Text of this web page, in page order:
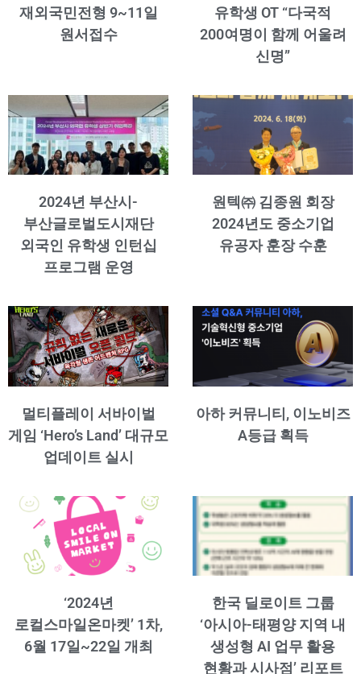
재외국민전형 9~11일
원서접수
유학생 OT “다국적
200여명이 함께 어울려
신명”
2024년 부산시-
부산글로벌도시재단
외국인 유학생 인턴십
프로그램 운영
원텍㈜ 김종원 회장
2024년도 중소기업
유공자 훈장 수훈
멀티플레이 서바이벌
게임 ‘Hero’s Land’ 대규모
업데이트 실시
아하 커뮤니티, 이노비즈
A등급 획득
‘2024년
로컬스마일온마켓’ 1차,
6월 17일~22일 개최
한국 딜로이트 그룹
‘아시아-태평양 지역 내
생성형 AI 업무 활용
현황과 시사점’ 리포트